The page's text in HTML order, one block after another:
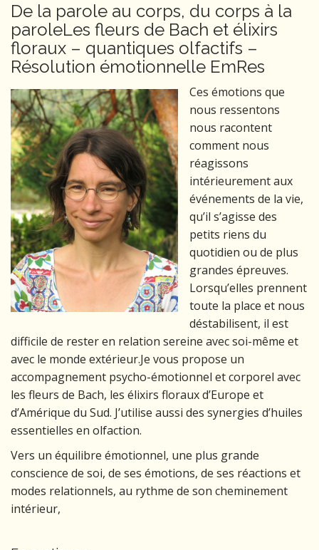
De la parole au corps, du corps à la
paroleLes fleurs de Bach et élixirs
floraux – quantiques olfactifs –
Résolution émotionnelle EmRes
Ces émotions que
nous ressentons
nous racontent
comment nous
réagissons
intérieurement aux
événements de la vie,
qu’il s’agisse des
petits riens du
quotidien ou de plus
grandes épreuves.
Lorsqu’elles prennent
toute la place et nous
déstabilisent, il est
difficile de rester en relation sereine avec soi-même et
avec le monde extérieur.Je vous propose un
accompagnement psycho-émotionnel et corporel avec
les fleurs de Bach, les élixirs floraux d’Europe et
d’Amérique du Sud. J’utilise aussi des synergies d’huiles
essentielles en olfaction.
Vers un équilibre émotionnel, une plus grande
conscience de soi, de ses émotions, de ses réactions et
modes relationnels, au rythme de son cheminement
intérieur,